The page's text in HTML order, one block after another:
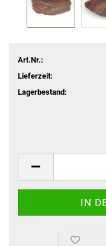
Art.Nr.:
Lieferzeit:
Lagerbestand: